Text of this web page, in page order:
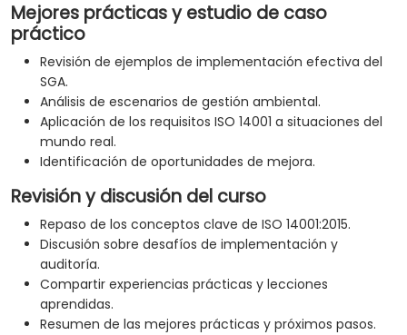
Mejores prácticas y estudio de caso
práctico
Revisión de ejemplos de implementación efectiva del
SGA.
Análisis de escenarios de gestión ambiental.
Aplicación de los requisitos ISO 14001 a situaciones del
mundo real.
Identificación de oportunidades de mejora.
Revisión y discusión del curso
Repaso de los conceptos clave de ISO 14001:2015.
Discusión sobre desafíos de implementación y
auditoría.
Compartir experiencias prácticas y lecciones
aprendidas.
Resumen de las mejores prácticas y próximos pasos.